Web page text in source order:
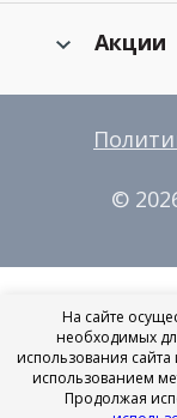
Акции
©
На сайте
необходимых
использования
использованием
Продолжая